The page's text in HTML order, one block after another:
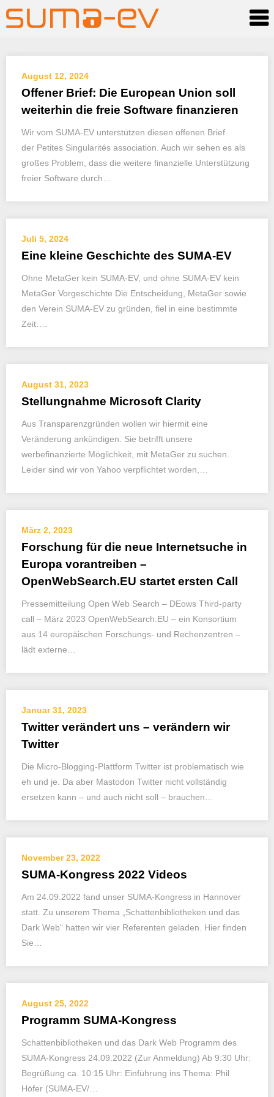
content
August 12, 2024
Offener Brief: Die European Union soll
weiterhin die freie Software finanzieren
Wir vom SUMA-EV unterstützen diesen offenen Brief
der Petites Singularités association. Auch wir sehen es als
großes Problem, dass die weitere finanzielle Unterstützung
freier Software durch…
Juli 5, 2024
Eine kleine Geschichte des SUMA-EV
Ohne MetaGer kein SUMA-EV, und ohne SUMA-EV kein
MetaGer Vorgeschichte Die Entscheidung, MetaGer sowie
den Verein SUMA-EV zu gründen, fiel in eine bestimmte
Zeit….
August 31, 2023
Stellungnahme Microsoft Clarity
Aus Transparenzgründen wollen wir hiermit eine
Veränderung ankündigen. Sie betrifft unsere
werbefinanzierte Möglichkeit, mit MetaGer zu suchen.
Leider sind wir von Yahoo verpflichtet worden,…
März 2, 2023
Forschung für die neue Internetsuche in
Europa vorantreiben –
OpenWebSearch.EU startet ersten Call
Pressemitteilung Open Web Search – DEows Third-party
call – März 2023 OpenWebSearch.EU – ein Konsortium
aus 14 europäischen Forschungs- und Rechenzentren –
lädt externe…
Januar 31, 2023
Twitter verändert uns – verändern wir
Twitter
Die Micro-Blogging-Plattform Twitter ist problematisch wie
eh und je. Da aber Mastodon Twitter nicht vollständig
ersetzen kann – und auch nicht soll – brauchen…
November 23, 2022
SUMA-Kongress 2022 Videos
Am 24.09.2022 fand unser SUMA-Kongress in Hannover
statt. Zu unserem Thema „Schattenbibliotheken und das
Dark Web“ hatten wir vier Referenten geladen. Hier finden
Sie…
August 25, 2022
Programm SUMA-Kongress
Schattenbibliotheken und das Dark Web Programm des
SUMA-Kongress 24.09.2022 (Zur Anmeldung) Ab 9:30 Uhr:
Begrüßung ca. 10:15 Uhr: Einführung ins Thema: Phil
Höfer (SUMA-EV/…